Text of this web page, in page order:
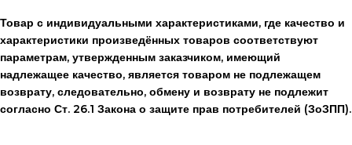
Товар с индивидуальными характеристиками, где качество и
характеристики произведённых товаров соответствуют
параметрам, утвержденным заказчиком, имеющий
надлежащее качество, является товаром не подлежащем
возврату, следовательно, обмену и возврату не подлежит
согласно Ст. 26.1 Закона о защите прав потребителей (ЗоЗПП).